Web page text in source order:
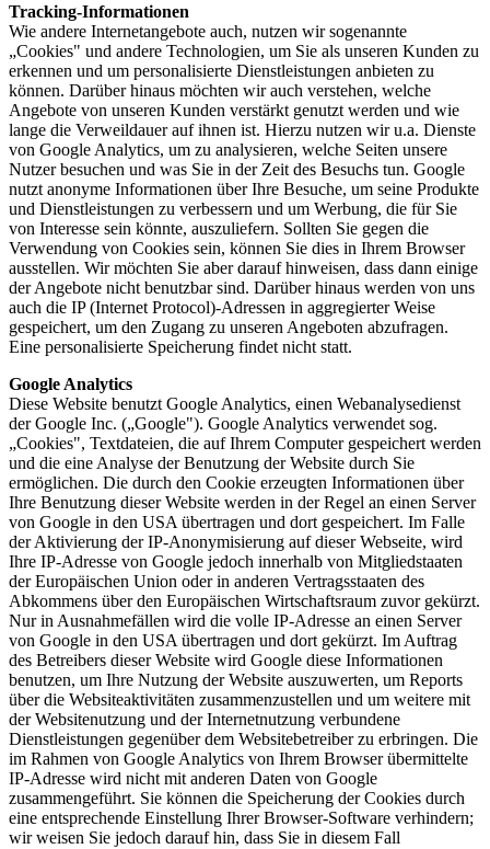
Tracking-Informationen
Wie andere Internetangebote auch, nutzen wir sogenannte
„Cookies" und andere Technologien, um Sie als unseren Kunden zu
erkennen und um personalisierte Dienstleistungen anbieten zu
können. Darüber hinaus möchten wir auch verstehen, welche
Angebote von unseren Kunden verstärkt genutzt werden und wie
lange die Verweildauer auf ihnen ist. Hierzu nutzen wir u.a. Dienste
von Google Analytics, um zu analysieren, welche Seiten unsere
Nutzer besuchen und was Sie in der Zeit des Besuchs tun. Google
nutzt anonyme Informationen über Ihre Besuche, um seine Produkte
und Dienstleistungen zu verbessern und um Werbung, die für Sie
von Interesse sein könnte, auszuliefern. Sollten Sie gegen die
Verwendung von Cookies sein, können Sie dies in Ihrem Browser
ausstellen. Wir möchten Sie aber darauf hinweisen, dass dann einige
der Angebote nicht benutzbar sind. Darüber hinaus werden von uns
auch die IP (Internet Protocol)-Adressen in aggregierter Weise
gespeichert, um den Zugang zu unseren Angeboten abzufragen.
Eine personalisierte Speicherung findet nicht statt.
Google Analytics
Diese Website benutzt Google Analytics, einen Webanalysedienst
der Google Inc. („Google"). Google Analytics verwendet sog.
„Cookies", Textdateien, die auf Ihrem Computer gespeichert werden
und die eine Analyse der Benutzung der Website durch Sie
ermöglichen. Die durch den Cookie erzeugten Informationen über
Ihre Benutzung dieser Website werden in der Regel an einen Server
von Google in den USA übertragen und dort gespeichert. Im Falle
der Aktivierung der IP-Anonymisierung auf dieser Webseite, wird
Ihre IP-Adresse von Google jedoch innerhalb von Mitgliedstaaten
der Europäischen Union oder in anderen Vertragsstaaten des
Abkommens über den Europäischen Wirtschaftsraum zuvor gekürzt.
Nur in Ausnahmefällen wird die volle IP-Adresse an einen Server
von Google in den USA übertragen und dort gekürzt. Im Auftrag
des Betreibers dieser Website wird Google diese Informationen
benutzen, um Ihre Nutzung der Website auszuwerten, um Reports
über die Websiteaktivitäten zusammenzustellen und um weitere mit
der Websitenutzung und der Internetnutzung verbundene
Dienstleistungen gegenüber dem Websitebetreiber zu erbringen. Die
im Rahmen von Google Analytics von Ihrem Browser übermittelte
IP-Adresse wird nicht mit anderen Daten von Google
zusammengeführt. Sie können die Speicherung der Cookies durch
eine entsprechende Einstellung Ihrer Browser-Software verhindern;
wir weisen Sie jedoch darauf hin, dass Sie in diesem Fall